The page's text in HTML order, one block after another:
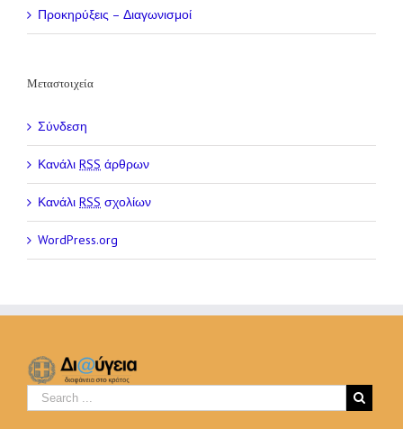
Προκηρύξεις – Διαγωνισμοί
Μεταστοιχεία
Σύνδεση
Κανάλι RSS άρθρων
Κανάλι RSS σχολίων
WordPress.org